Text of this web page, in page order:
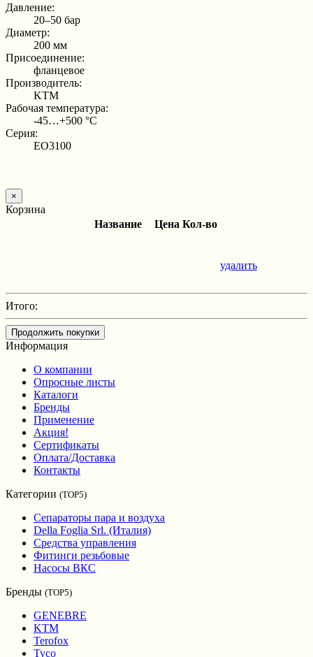
Давление:
20–50 бар
Диаметр:
200 мм
Присоединение:
фланцевое
Производитель:
KTM
Рабочая температура:
-45…+500 °С
Серия:
EO3100
×
Корзина
Название
Цена Кол-во
удалить
Итого:
Продолжить покупки
Информация
О компании
Опросные листы
Каталоги
Бренды
Применение
Акция!
Сертификаты
Оплата/Доставка
Контакты
Категории (TOP5)
Сепараторы пара и воздуха
Della Foglia Srl. (Италия)
Средства управления
Фитинги резьбовые
Насосы ВКС
Бренды (TOP5)
GENEBRE
KTM
Terofox
Tyco